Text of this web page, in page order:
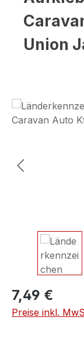
Union
Bildergalerie
7,49 €
Preise inkl.